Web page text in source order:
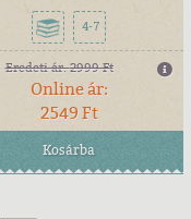
4-7
Eredeti ár:2999 Ft
Online ár:
2549 Ft
Kosárba